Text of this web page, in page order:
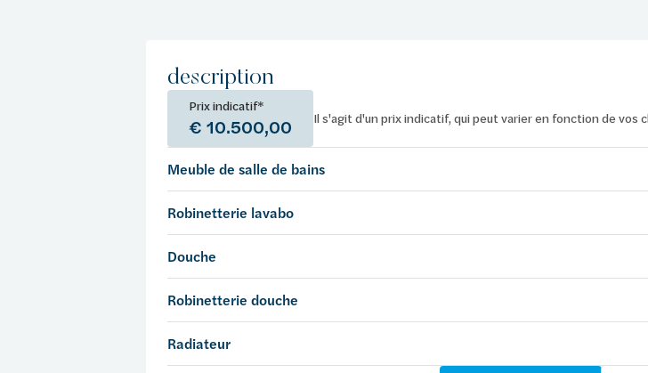
description
Prix indicatif*
€ 10.500,00 Il s'agit d'un prix indicatif, qui peut varier en fonction de vos
Meuble de salle de bains
Robinetterie lavabo
Douche
Robinetterie douche
Radiateur